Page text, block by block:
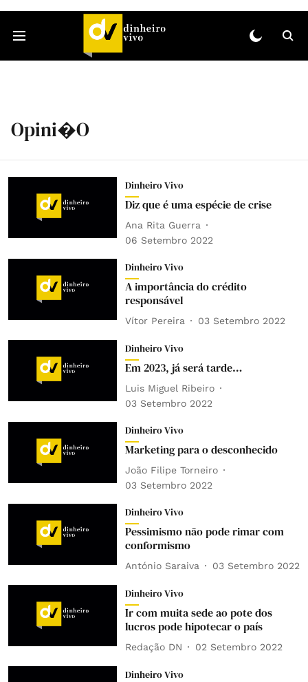
Opini�o
Dinheiro Vivo
Diz que é uma espécie de crise
Ana Rita Guerra
06 Setembro 2022
Dinheiro Vivo
A importância do crédito
responsável
Vítor Pereira 03 Setembro 2022
Dinheiro Vivo
Em 2023, já será tarde…
Luis Miguel Ribeiro
03 Setembro 2022
Dinheiro Vivo
Marketing para o desconhecido
João Filipe Torneiro
03 Setembro 2022
Dinheiro Vivo
Pessimismo não pode rimar com
conformismo
António Saraiva 03 Setembro 2022
Dinheiro Vivo
Ir com muita sede ao pote dos
lucros pode hipotecar o país
Redação DN 02 Setembro 2022
Dinheiro Vivo